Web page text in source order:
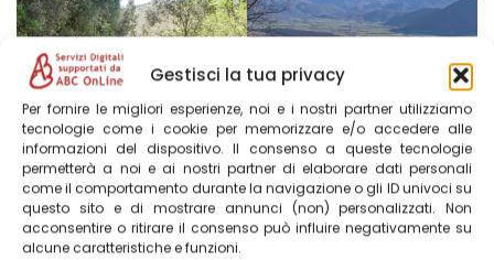
Gestisci la tua privacy
Per fornire le migliori esperienze, noi e i nostri partner utilizziamo
tecnologie come i cookie per memorizzare e/o accedere alle
informazioni del dispositivo. Il consenso a queste tecnologie
permetterà a noi e ai nostri partner di elaborare dati personali
come il comportamento durante la navigazione o gli ID univoci su
questo sito e di mostrare annunci (non) personalizzati. Non
acconsentire o ritirare il consenso può influire negativamente su
alcune caratteristiche e funzioni.
Informazioni utili per la
manutenzione della bici